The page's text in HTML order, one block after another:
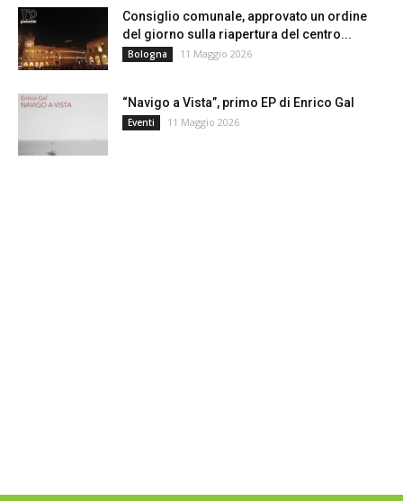
Consiglio comunale, approvato un ordine
del giorno sulla riapertura del centro...
Bologna 11 Maggio 2026
“Navigo a Vista”, primo EP di Enrico Gal
Eventi 11 Maggio 2026